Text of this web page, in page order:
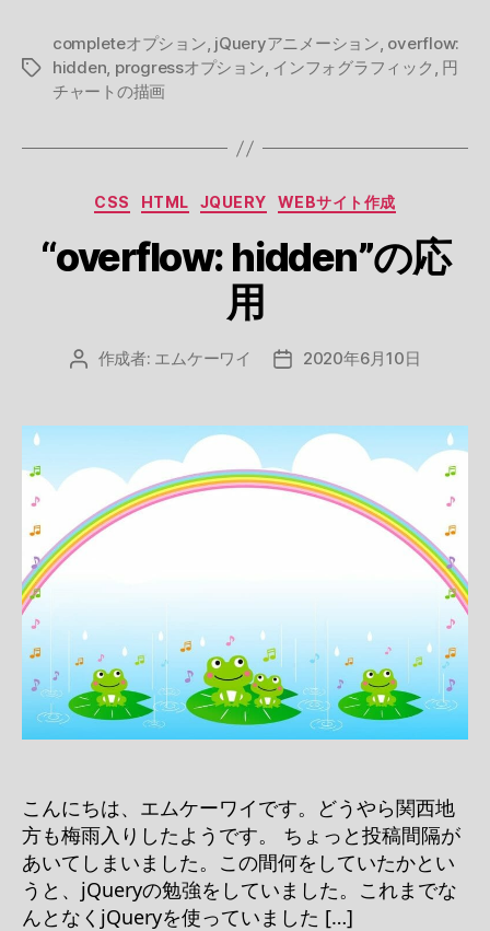
タ
completeオプション, jQueryアニメーション, overflow:
hidden, progressオプション, インフォグラフィック , 円
チャートの描画
カ
ゴ
リ
ー
CSS HTML JQUERY WEBサイト作成
“overflow: hidden”の応
用
投 作成者: エムケーワイ
投 2020年6月10日
こんにちは、エムケーワイです。どうやら関西地
方も梅雨入りしたようです。 ちょっと投稿間隔が
あいてしまいました。この間何をしていたかとい
うと、jQueryの勉強をしていました。これまでな
んとなくjQueryを使っていました […]